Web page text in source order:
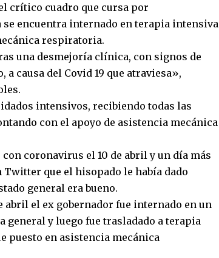
crítico cuadro que cursa por
encuentra internado en terapia intensiva
respiratoria.
una desmejoría clínica, con signos de
causa del Covid 19 que atraviesa»,
intensivos, recibiendo todas las
con el apoyo de asistencia mecánica
coronavirus el 10 de abril y un día más
que el hisopado le había dado
general era bueno.
abril el ex gobernador fue internado en un
y luego fue trasladado a terapia
puesto en asistencia mecánica